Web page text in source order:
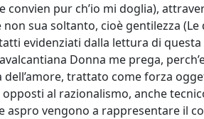
pur ch’io mi doglia),
sua soltanto, cioè gentilezza
evidenziati dalla lettura di questa
Donna me prega,
trattato come forza
al razionalismo, anche
aspro vengono a rappresentare il